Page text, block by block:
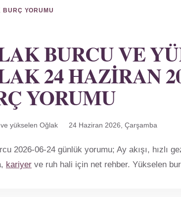
BURÇ YORUMU
BURCU VE
24 HAZIRAN
YORUMU
yükselen Oğlak 24 Haziran 2026, Çarşamba
2026-06-24 günlük yorumu; Ay akışı, hızlı
kariyer ve ruh hali için net rehber. Yükselen